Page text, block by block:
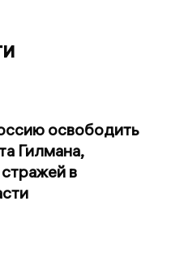
освободить
Гилмана,
в